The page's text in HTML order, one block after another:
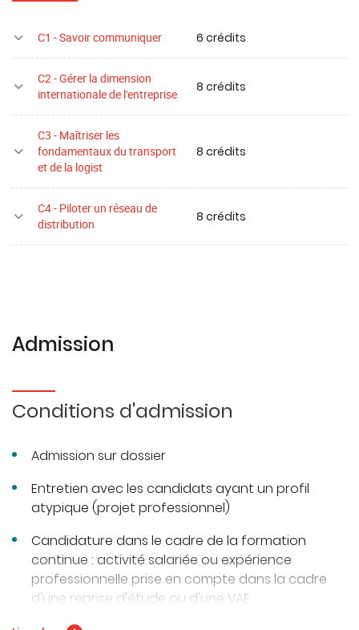
C1 - Savoir communiquer 6 crédits
C2 - Gérer la dimension
internationale de l'entreprise
8 crédits
C3 - Maîtriser les
fondamentaux du transport
et de la logist
8 crédits
C4 - Piloter un réseau de
distribution
8 crédits
Admission
Conditions d'admission
Admission sur dossier
Entretien avec les candidats ayant un profil
atypique (projet professionnel)
Candidature dans le cadre de la formation
continue : activité salariée ou expérience
professionnelle prise en compte dans la cadre
d'une reprise d'étude ou d'une VAE